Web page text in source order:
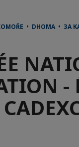
• DHOMA • ЗА
-